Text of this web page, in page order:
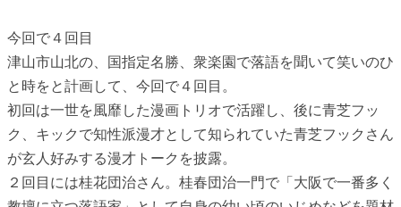
今回で４回目
津山市山北の、国指定名勝、衆楽園で落語を聞いて笑いのひ
と時をと計画して、今回で４回目。
初回は一世を風靡した漫画トリオで活躍し、後に青芝フッ
ク、キックで知性派漫才として知られていた青芝フックさん
が玄人好みする漫才トークを披露。
２回目には桂花団治さん。桂春団治一門で「大阪で一番多く